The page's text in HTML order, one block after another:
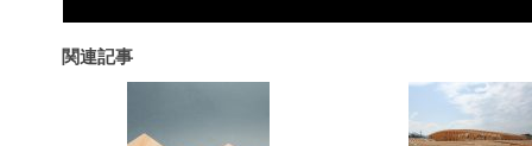
関連記事